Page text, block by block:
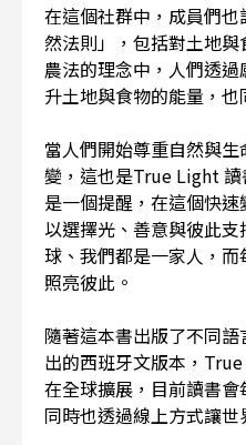
在這個社群中，成員們
然法則」，包括對土地
農法的理念中，人們透
升土地與食物的能量，也
當人們開始尊重自然與
變，這也是True Light
是一個提醒，在這個快
以選擇光、善意與彼此
球、我們都是一家人，
照亮彼此。
隨著這本書出版了不同
出的西班牙文版本，
在全球擴展，目前讀書會
同時也透過線上方式讓世